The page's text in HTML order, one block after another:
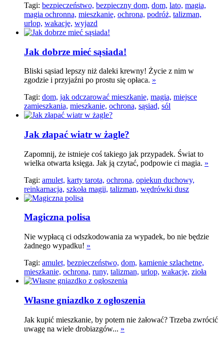
Tagi: bezpieczeństwo, bezpieczny dom, dom, lato, magia,
magia ochronna, mieszkanie, ochrona, podróż, talizman,
urlop, wakacje, wyjazd
Jak dobrze mieć sąsiada!
Bliski sąsiad lepszy niż daleki krewny! Życie z nim w
zgodzie i przyjaźni po prostu się opłaca. »
Tagi: dom, jak odczarować mieszkanie, magia, miejsce
zamieszkania, mieszkanie, ochrona, sąsiad, sól
Jak złapać wiatr w żagle?
Zapomnij, że istnieje coś takiego jak przypadek. Świat to
wielka otwarta księga. Jak ją czytać, podpowie ci magia. »
Tagi: amulet, karty tarota, ochrona, opiekun duchowy,
reinkarnacja, szkoła magii, talizman, wędrówki dusz
Magiczna polisa
Nie wypłacą ci odszkodowania za wypadek, bo nie będzie
żadnego wypadku! »
Tagi: amulet, bezpieczeństwo, dom, kamienie szlachetne,
mieszkanie, ochrona, runy, talizman, urlop, wakacje, zioła
Własne gniazdko z ogłoszenia
Jak kupić mieszkanie, by potem nie żałować? Trzeba zwrócić
uwagę na wiele drobiazgów... »